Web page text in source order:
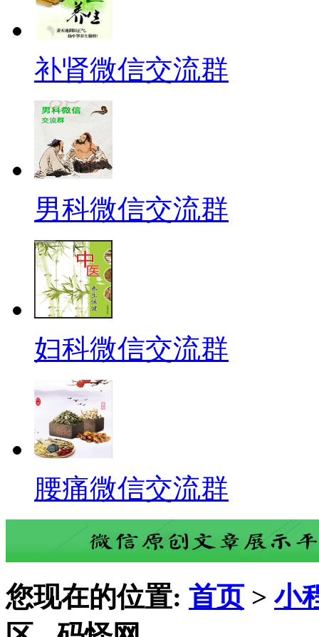
补肾微信交流群
男科微信交流群
妇科微信交流群
腰痛微信交流群
您现在的位置: 首页 >小